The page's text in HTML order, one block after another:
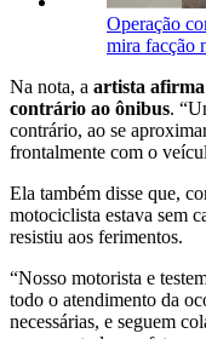
Operação
mira facção
Na nota, a artista afirma
contrário ao ônibus.
contrário, ao se
frontalmente com o
Ela também disse que,
motociclista estava sem
resistiu aos ferimentos.
“Nosso motorista e
todo o atendimento da
necessárias, e seguem